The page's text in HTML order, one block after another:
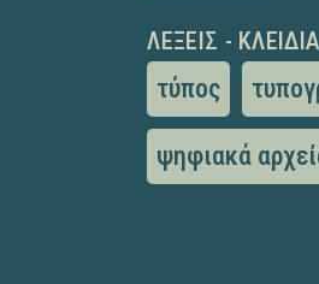
ΛΈΞΕΙΣ - ΚΛΕΙΔΙΆ
τύπος
ψηφιακά